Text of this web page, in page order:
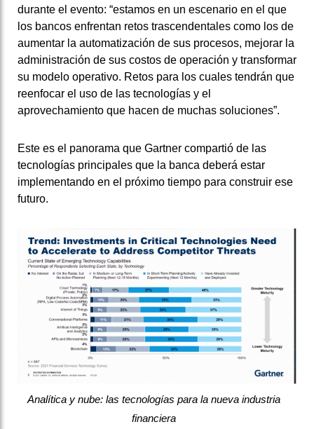
durante el evento: “estamos en un escenario en el que
los bancos enfrentan retos trascendentales como los de
aumentar la automatización de sus procesos, mejorar la
administración de sus costos de operación y transformar
su modelo operativo. Retos para los cuales tendrán que
reenfocar el uso de las tecnologías y el
aprovechamiento que hacen de muchas soluciones”.
Este es el panorama que Gartner compartió de las
tecnologías principales que la banca deberá estar
implementando en el próximo tiempo para construir ese
futuro.
Analítica y nube: las tecnologías para la nueva industria
financiera